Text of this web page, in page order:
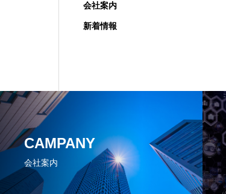
会社案内
新着情報
CAMPANY
会社案内